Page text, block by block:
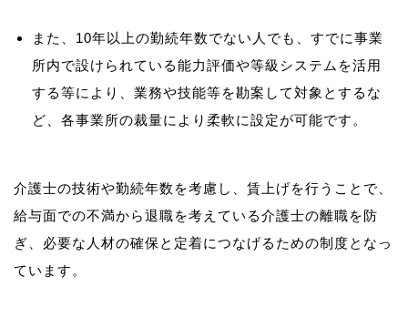
また、10年以上の勤続年数でない人でも、すでに事業
所内で設けられている能力評価や等級システムを活用
する等により、業務や技能等を勘案して対象とするな
ど、各事業所の裁量により柔軟に設定が可能です。
介護士の技術や勤続年数を考慮し、賃上げを行うことで、
給与面での不満から退職を考えている介護士の離職を防
ぎ、必要な人材の確保と定着につなげるための制度となっ
ています。